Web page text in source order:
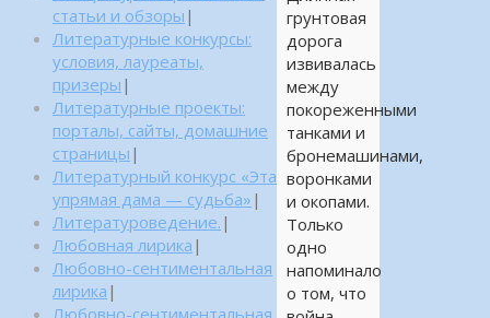
грунтовая
дорога
извивалась
между
покореженными
танками и
бронемашинами,
воронками
и окопами.
Только
одно
напоминало
о том, что
статьи и обзоры |
Литературные конкурсы:
условия, лауреаты,
призеры |
Литературные проекты:
порталы, сайты, домашние
страницы |
Литературный конкурс «Эта
упрямая дама — судьба» |
Литературоведение. |
Любовная лирика |
Любовно-сентиментальная
лирика |
Любовно-сентиментальная